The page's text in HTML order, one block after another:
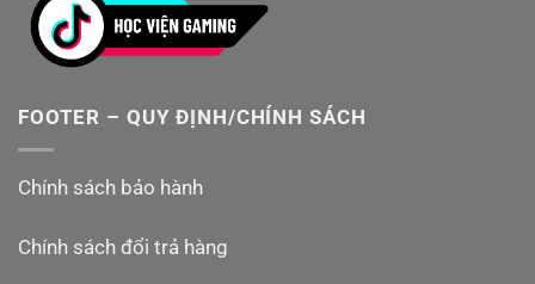
FOOTER – QUY ĐỊNH/CHÍNH SÁCH
Chính sách bảo hành
Chính sách đổi trả hàng